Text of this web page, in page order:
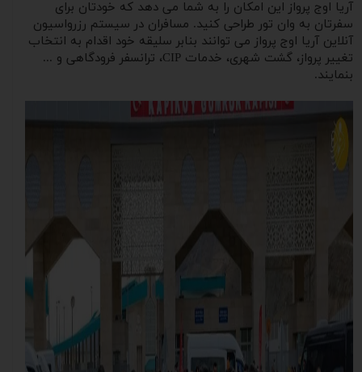
آریا اوج پرواز این امکان را به شما می دهد که خودتان برای
سفرتان به وان تور طراحی کنید. مسافران در سیستم رزرواسیون
آنلاین آریا اوج پرواز می توانند بنابر سلیقه خود اقدام به انتخاب
تغییر پرواز، گشت شهری، خدمات CIP، ترانسفر فرودگاهی و ...
بنمایند.